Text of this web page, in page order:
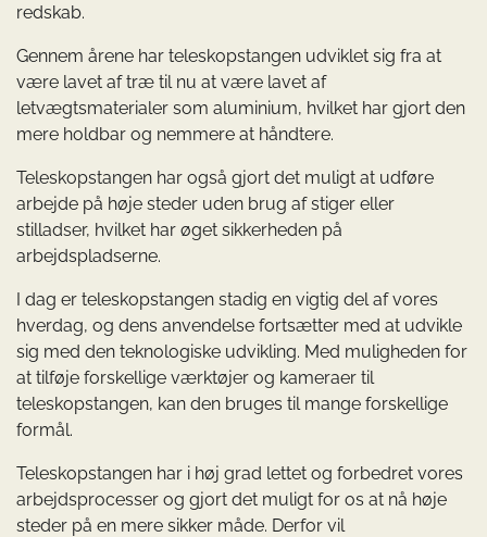
redskab.
Gennem årene har teleskopstangen udviklet sig fra at
være lavet af træ til nu at være lavet af
letvægtsmaterialer som aluminium, hvilket har gjort den
mere holdbar og nemmere at håndtere.
Teleskopstangen har også gjort det muligt at udføre
arbejde på høje steder uden brug af stiger eller
stilladser, hvilket har øget sikkerheden på
arbejdspladserne.
I dag er teleskopstangen stadig en vigtig del af vores
hverdag, og dens anvendelse fortsætter med at udvikle
sig med den teknologiske udvikling. Med muligheden for
at tilføje forskellige værktøjer og kameraer til
teleskopstangen, kan den bruges til mange forskellige
formål.
Teleskopstangen har i høj grad lettet og forbedret vores
arbejdsprocesser og gjort det muligt for os at nå høje
steder på en mere sikker måde. Derfor vil